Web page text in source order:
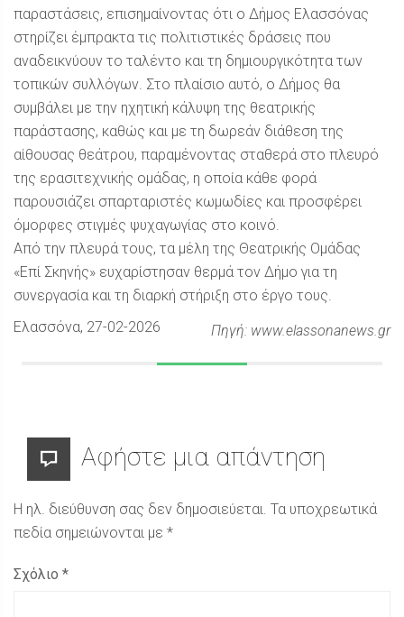
παραστάσεις, επισημαίνοντας ότι ο Δήμος Ελασσόνας
στηρίζει έμπρακτα τις πολιτιστικές δράσεις που
αναδεικνύουν το ταλέντο και τη δημιουργικότητα των
τοπικών συλλόγων. Στο πλαίσιο αυτό, ο Δήμος θα
συμβάλει με την ηχητική κάλυψη της θεατρικής
παράστασης, καθώς και με τη δωρεάν διάθεση της
αίθουσας θεάτρου, παραμένοντας σταθερά στο πλευρό
της ερασιτεχνικής ομάδας, η οποία κάθε φορά
παρουσιάζει σπαρταριστές κωμωδίες και προσφέρει
όμορφες στιγμές ψυχαγωγίας στο κοινό.
Από την πλευρά τους, τα μέλη της Θεατρικής Ομάδας
«Επί Σκηνής» ευχαρίστησαν θερμά τον Δήμο για τη
συνεργασία και τη διαρκή στήριξη στο έργο τους.
Πηγή: www.elassonanews.gr
Ελασσόνα, 27-02-2026
Αφήστε μια απάντηση
Η ηλ. διεύθυνση σας δεν δημοσιεύεται. Τα υποχρεωτικά
πεδία σημειώνονται με *
Σχόλιο *